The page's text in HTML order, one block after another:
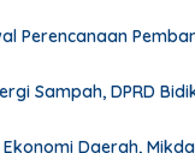
Perencanaan
Sampah, DPRD
Daerah,